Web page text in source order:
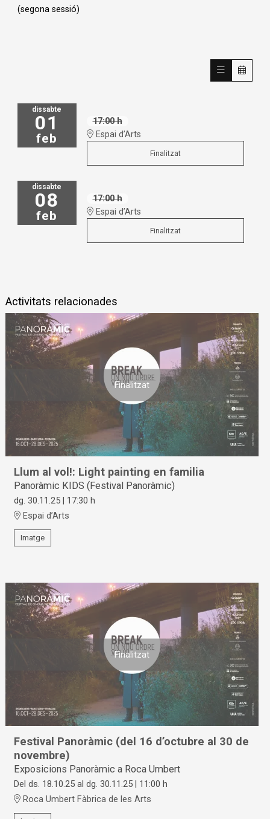
(segona sessió)
dissabte
01
feb
17:00 h
Espai d’Arts
Finalitzat
dissabte
08
feb
17:00 h
Espai d’Arts
Finalitzat
Activitats relacionades
Finalitzat
Llum al vol!: Light painting en familia
Panoràmic KIDS (Festival Panoràmic)
dg. 30.11.25 | 17:30 h
Espai d’Arts
Imatge
Finalitzat
Festival Panoràmic (del 16 d’octubre al 30 de
novembre)
Exposicions Panoràmic a Roca Umbert
Del ds. 18.10.25 al dg. 30.11.25 | 11:00 h
Roca Umbert Fàbrica de les Arts